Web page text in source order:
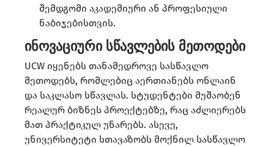
შემდგომი აკადემიური ან პროფესიული
ნაბიჯებისთვის.​
ინოვაციური სწავლების მეთოდები
UCW იყენებს თანამედროვე სასწავლო
მეთოდებს, რომლებიც აერთიანებს ონლაინ
და საკლასო სწავლას. სტუდენტები მუშაობენ
რეალურ ბიზნეს პროექტებზე, რაც აძლიერებს
მათ პრაქტიკულ უნარებს. ასევე,
უნივერსიტეტი სთავაზობს მოქნილ სასწავლო